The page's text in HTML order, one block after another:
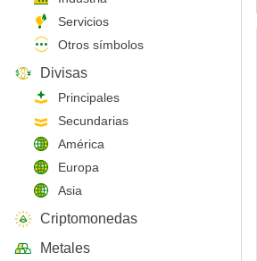
Servicios
Otros símbolos
Divisas
Principales
Secundarias
América
Europa
Asia
Criptomonedas
Metales